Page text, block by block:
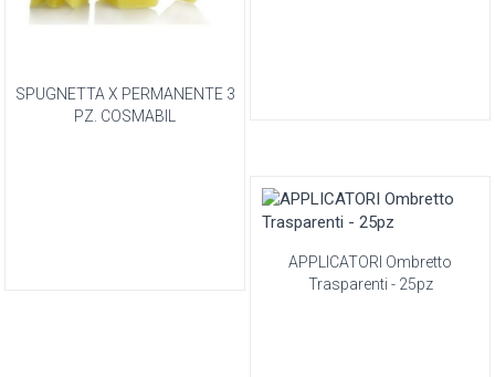
SPUGNETTA X PERMANENTE 3
PZ. COSMABIL
APPLICATORI Ombretto
Trasparenti - 25pz